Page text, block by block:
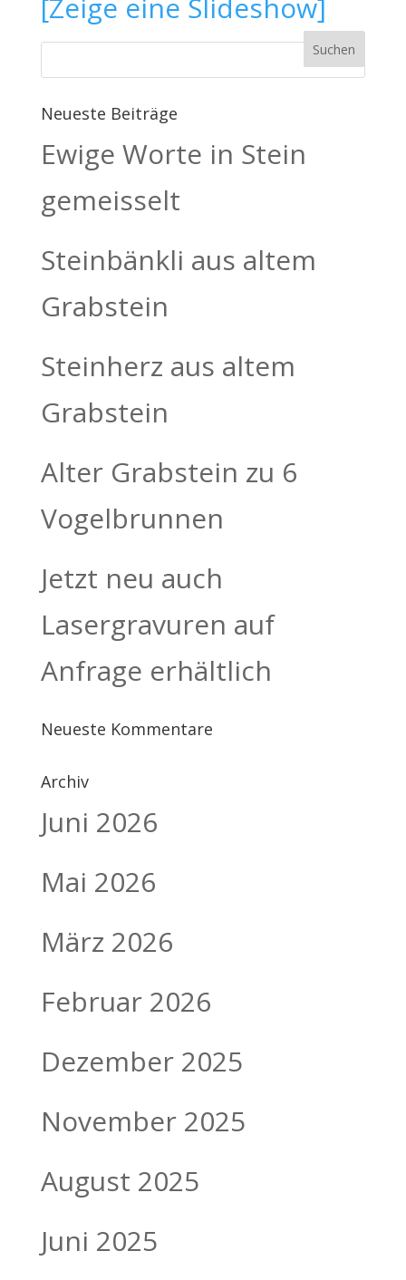
[Zeige eine Slideshow]
Neueste Beiträge
Ewige Worte in Stein
gemeisselt
Steinbänkli aus altem
Grabstein
Steinherz aus altem
Grabstein
Alter Grabstein zu 6
Vogelbrunnen
Jetzt neu auch
Lasergravuren auf
Anfrage erhältlich
Neueste Kommentare
Archiv
Juni 2026
Mai 2026
März 2026
Februar 2026
Dezember 2025
November 2025
August 2025
Juni 2025